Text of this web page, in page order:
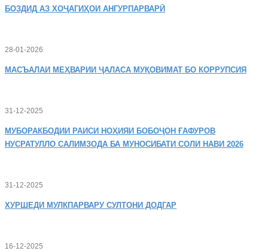
БОЗДИД АЗ ХОҶАГИҲОИ АНГУРПАРВАРӢ
28-01-2026
МАСЪАЛАИ МЕҲВАРИИ ҶАЛАСА МУҚОВИМАТ БО КОРРУПСИЯ
31-12-2025
МУБОРАКБОДИИ РАИСИ НОҲИЯИ БОБОҶОН ҒАФУРОВ
НУСРАТУЛЛО САЛИМЗОДА БА МУНОСИБАТИ СОЛИ НАВИ 2026
31-12-2025
ХУРШЕДИ МУЛКПАРВАРУ СУЛТОНИ ДОДГАР
16-12-2025